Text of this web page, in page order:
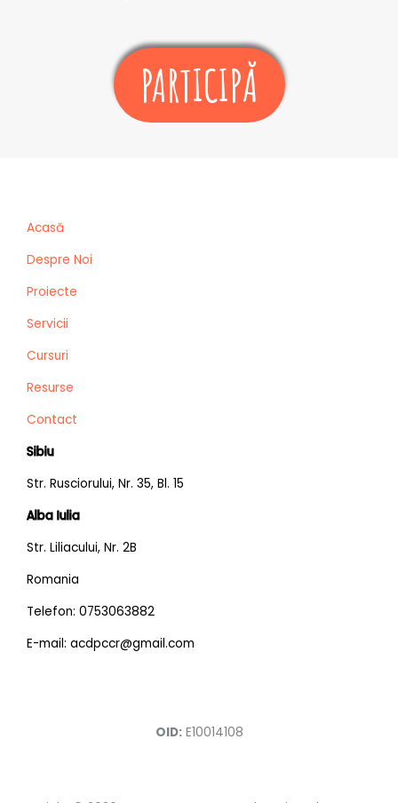
PARTICIPĂ
Acasă
Despre Noi
Proiecte
Servicii
Cursuri
Resurse
Contact
Sibiu
Str. Rusciorului, Nr. 35, Bl. 15
Alba Iulia
Str. Liliacului, Nr. 2B
Romania
Telefon: 0753063882
E-mail: acdpccr@gmail.com
OID:E10014108